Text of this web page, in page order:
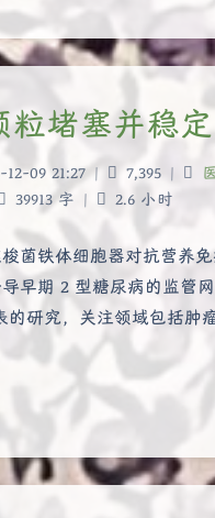
堵塞并稳
12-09 21:27 | 7,395 |
39913 字 | 2.6 小时
菌铁体细胞器对抗营养
早期 2 型糖尿病的监管
研究，关注领域包括肿